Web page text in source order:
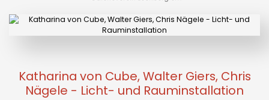
Katharina von Cube, Walter Giers, Chris
Nägele - Licht- und Rauminstallation